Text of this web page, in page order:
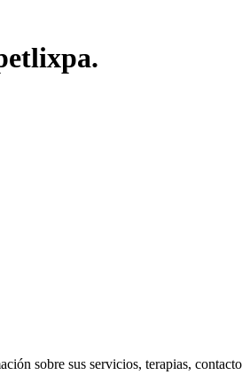
sobre sus servicios, terapias,